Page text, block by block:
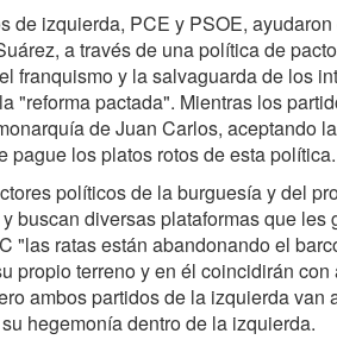
de izquierda, PCE y PSOE,
a través de una política de
franquismo y la salvaguarda de los
"reforma pactada". Mientras los
de Juan Carlos, aceptando
pague los platos rotos de esta política.
políticos de la burguesía y del
buscan diversas plataformas que les
"las ratas están abandonando el
propio terreno y en él coincidirán
ambos partidos de la izquierda van
hegemonía dentro de la izquierda.